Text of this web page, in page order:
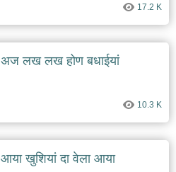
17.2 K
अज लख लख होण बधाईयां
10.3 K
आया खुशियां दा वेला आया